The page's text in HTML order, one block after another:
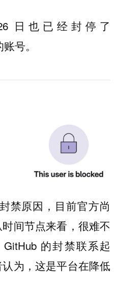
日也已经封停了
账号。
禁原因，目前官方尚
间节点来看，很难不
的封禁联系起
为，这是平台在降低